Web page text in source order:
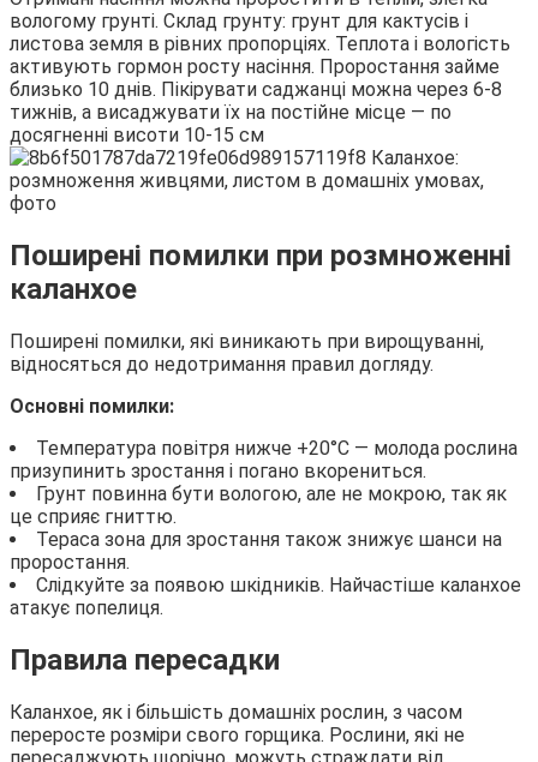
вологому грунті. Склад грунту: грунт для кактусів і
листова земля в рівних пропорціях. Теплота і вологість
активують гормон росту насіння. Проростання займе
близько 10 днів. Пікірувати саджанці можна через 6-8
тижнів, а висаджувати їх на постійне місце — по
досягненні висоти 10-15 см
Поширені помилки при розмноженні
каланхое
Поширені помилки, які виникають при вирощуванні,
відносяться до недотримання правил догляду.
Основні помилки:
Температура повітря нижче +20°С — молода рослина
призупинить зростання і погано вкорениться.
Грунт повинна бути вологою, але не мокрою, так як
це сприяє гниттю.
Тераса зона для зростання також знижує шанси на
проростання.
Слідкуйте за появою шкідників. Найчастіше каланхое
атакує попелиця.
Правила пересадки
Каланхое, як і більшість домашніх рослин, з часом
переросте розміри свого горщика. Рослини, які не